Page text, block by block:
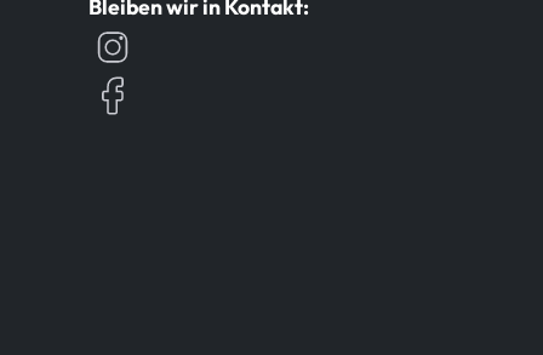
Bleiben wir in Kontakt: